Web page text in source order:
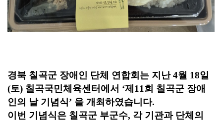
경북 칠곡군 장애인 단체 연합회는 지난4월 18일
(토) 칠곡국민체육센터에서 ‘제 11회 칠곡군 장애
인의 날 기념식’ 을 개최하였습니다.
이번 기념식은 칠곡군 부군수, 각 기관과 단체의